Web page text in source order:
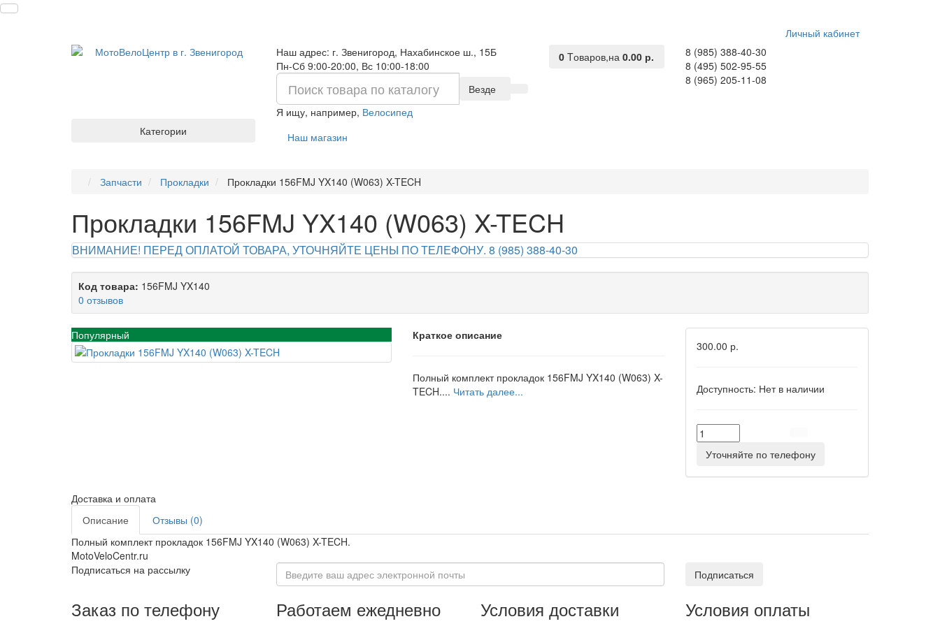
Личный кабинет
0 Tоваров,на 0.00 р.
Наш адрес: г. Звенигород, Нахабинское ш., 15Б
Пн-Сб 9:00-20:00, Вс 10:00-18:00
Везде
Я ищу, например, Велосипед
8 (985) 388-40-30
8 (495) 502-95-55
8 (965) 205-11-08
Категории Наш магазин
Запчасти Прокладки Прокладки 156FMJ YX140 (W063) X-TECH
Прокладки 156FMJ YX140 (W063) X-TECH
ВНИМАНИЕ! ПЕРЕД ОПЛАТОЙ ТОВАРА, УТОЧНЯЙТЕ ЦЕНЫ ПО ТЕЛЕФОНУ. 8 (985) 388-40-30
Код товара: 156FMJ YX140
0 отзывов
Популярный Краткое описание
Полный комплект прокладок 156FMJ YX140 (W063) X-
TECH.... Читать далее...
300.00 р.
Доступность: Нет в наличии
Уточняйте по телефону
Доставка и оплата
Описание
Отзывы (0)
Полный комплект прокладок 156FMJ YX140 (W063) X-TECH.
MotoVeloCentr.ru
Подписаться на рассылку
Подписаться
Заказ по телефону Работаем ежедневно Условия доставки Условия оплаты